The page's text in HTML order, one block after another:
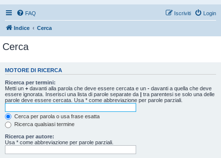
FAQ Login
Iscriviti
Indice Cerca
Cerca
MOTORE DI RICERCA
Ricerca per termini:
Metti un + davanti alla parola che deve essere cercata e un - davanti a quella che deve
essere ignorata. Inserisci una lista di parole separate da | tra parentesi se solo una delle
parole deve essere cercata. Usa * come abbreviazione per parole parziali.
Cerca per parola o usa frase esatta
Ricerca qualsiasi termine
Ricerca per autore:
Usa * come abbreviazione per parole parziali.